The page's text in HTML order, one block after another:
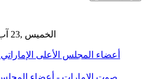
GMT 03:55 2018 الخميس ,23 آب / أغسطس
أعضاء المجلس الأعلى